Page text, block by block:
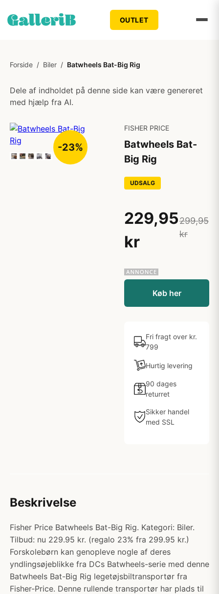
OUTLET
Forside / Biler / Batwheels Bat-Big Rig
Dele af indholdet på denne side kan være genereret
med hjælp fra AI.
-23%
FISHER PRICE
Batwheels Bat-
Big Rig
UDSALG
229,95
kr
299,95
kr
Køb her
Fri fragt over kr.
799
Hurtig levering
90 dages
returret
Sikker handel
med SSL
Beskrivelse
Fisher Price Batwheels Bat-Big Rig. Kategori: Biler.
Tilbud: nu 229.95 kr. (regalo 23% fra 299.95 kr.)
Forskolebørn kan genopleve nogle af deres
yndlingsøjeblikke fra DCs Batwheels-serie med denne
Batwheels Bat-Big Rig legetøjsbiltransportør fra
Fisher-Price. Denne rullende transportør har plads til